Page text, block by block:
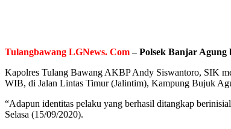
Tulangbawang LGNews. Com– Polsek Banjar Agung
Kapolres Tulang Bawang AKBP Andy Siswantoro, SIK
WIB, di Jalan Lintas Timur (Jalintim), Kampung Bujuk
“Adapun identitas pelaku yang berhasil ditangkap
Selasa (15/09/2020).